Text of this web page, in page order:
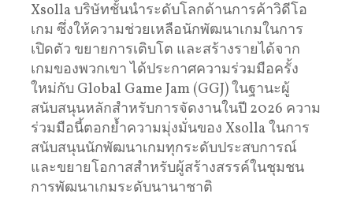
Xsolla บริษัทชั้นนำระดับโลกด้านการค้าวิดีโอ
เกม ซึ่งให้ความช่วยเหลือนักพัฒนาเกมในการ
เปิดตัว ขยายการเติบโต และสร้างรายได้จาก
เกมของพวกเขา ได้ประกาศความร่วมมือครั้ง
ใหม่กับ Global Game Jam (GGJ) ในฐานะผู้
สนับสนุนหลักสำหรับการจัดงานในปี 2026 ความ
ร่วมมือนี้ตอกย้ำความมุ่งมั่นของ Xsolla ในการ
สนับสนุนนักพัฒนาเกมทุกระดับประสบการณ์
และขยายโอกาสสำหรับผู้สร้างสรรค์ในชุมชน
การพัฒนาเกมระดับนานาชาติ